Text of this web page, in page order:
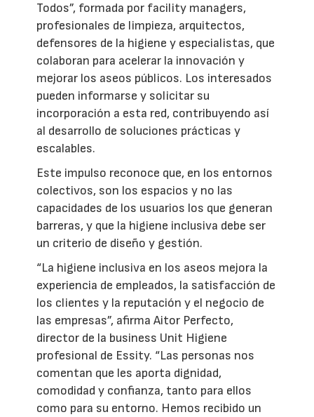
Todos”, formada por facility managers,
profesionales de limpieza, arquitectos,
defensores de la higiene y especialistas, que
colaboran para acelerar la innovación y
mejorar los aseos públicos. Los interesados
pueden informarse y solicitar su
incorporación a esta red, contribuyendo así
al desarrollo de soluciones prácticas y
escalables.
Este impulso reconoce que, en los entornos
colectivos, son los espacios y no las
capacidades de los usuarios los que generan
barreras, y que la higiene inclusiva debe ser
un criterio de diseño y gestión.
“La higiene inclusiva en los aseos mejora la
experiencia de empleados, la satisfacción de
los clientes y la reputación y el negocio de
las empresas”, afirma Aitor Perfecto,
director de la business Unit Higiene
profesional de Essity. “Las personas nos
comentan que les aporta dignidad,
comodidad y confianza, tanto para ellos
como para su entorno. Hemos recibido un